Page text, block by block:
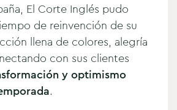
El Corte Inglés pudo
de reinvención de su
llena de colores, alegría
con sus clientes
y optimismo
.